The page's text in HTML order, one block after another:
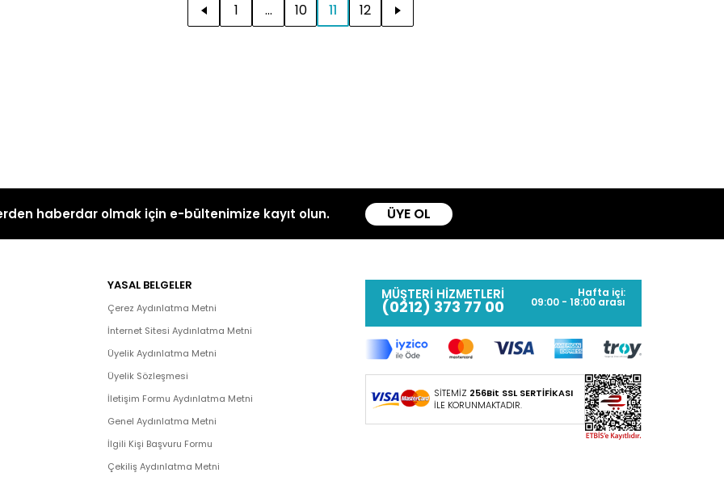
1 ... 10 11 12
haberdar olmak için e-bültenimize kayıt olun. ÜYE OL
YASAL BELGELER
Çerez Aydınlatma Metni
İnternet Sitesi Aydınlatma Metni
Üyelik Aydınlatma Metni
Üyelik Sözleşmesi
İletişim Formu Aydınlatma Metni
Genel Aydınlatma Metni
İlgili Kişi Başvuru Formu
Çekiliş Aydınlatma Metni
MÜŞTERİ HİZMETLERİ
(0212) 373 77 00
Hafta içi:
09:00 - 18:00 arası
SİTEMİZ 256Bit SSL SERTİFİKASI
İLE KORUNMAKTADIR.